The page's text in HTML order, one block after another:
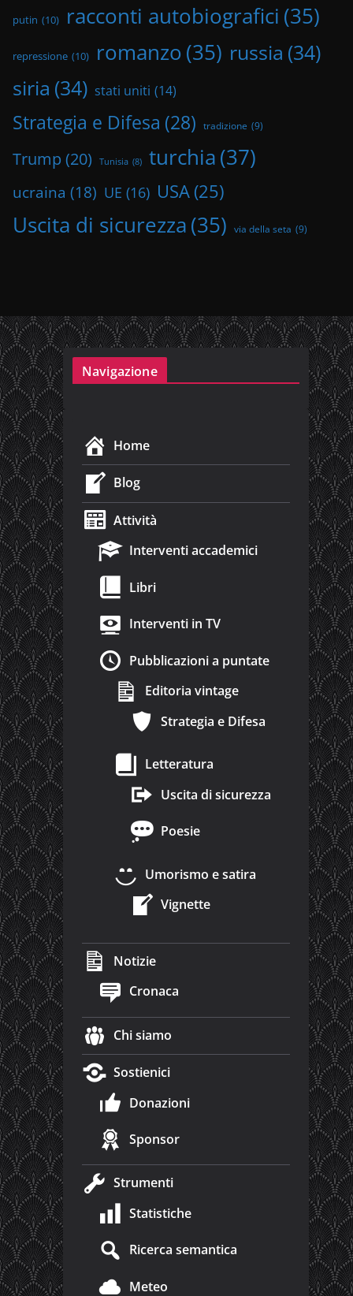
putin (10) racconti autobiografici (35)
repressione (10) romanzo(35) russia (34)
siria (34) stati uniti (14)
Strategia e Difesa (28) tradizione (9)
Trump (20) Tunisia (8) turchia(37)
ucraina (18) UE (16) USA (25)
Uscita di sicurezza(35) via della seta (9)
Navigazione
Home
Blog
Attività
Interventi accademici
Libri
Interventi in TV
Pubblicazioni a puntate
Editoria vintage
Strategia e Difesa
Letteratura
Uscita di sicurezza
Poesie
Umorismo e satira
Vignette
Notizie
Cronaca
Chi siamo
Sostienici
Donazioni
Sponsor
Strumenti
Statistiche
Ricerca semantica
Meteo